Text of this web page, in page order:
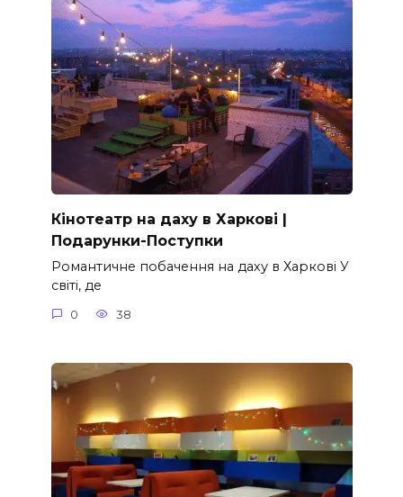
Кінотеатр на даху в Харкові |
Подарунки-Поступки
Романтичне побачення на даху в Харкові У
світі, де
0 38